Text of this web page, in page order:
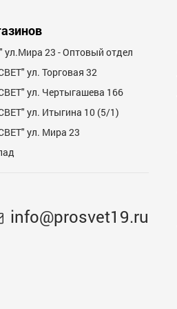
ул.Мира 23 - Оптовый отдел
ул. Торговая 32
ул. Чертыгашева 166
ул. Итыгина 10 (5/1)
ул. Мира 23
info@prosvet19.ru